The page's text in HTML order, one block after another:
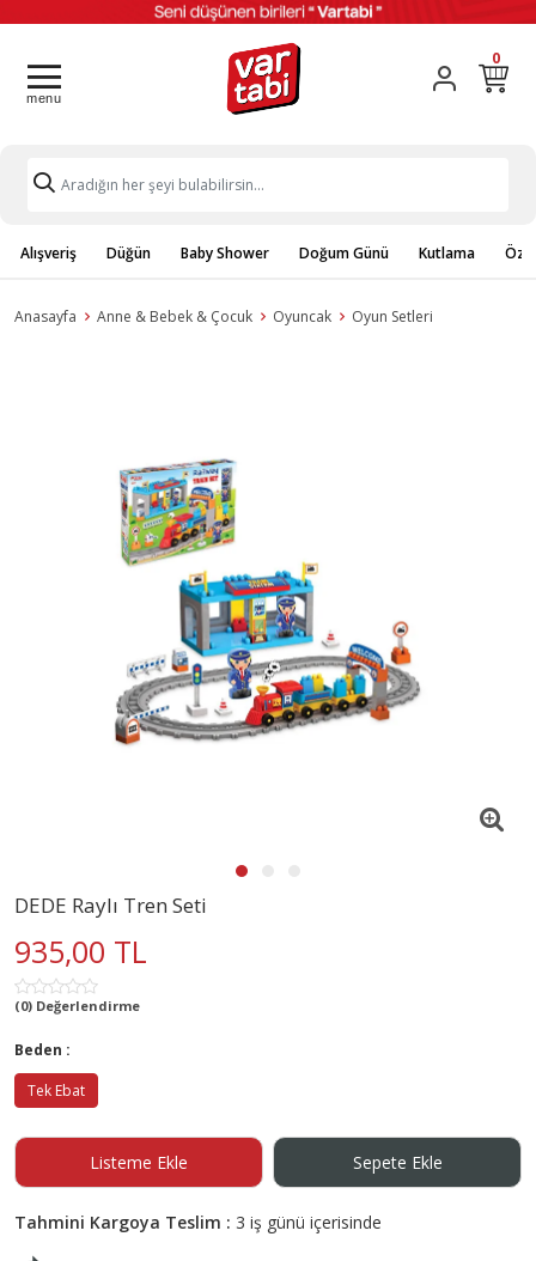
0
Alışveriş Düğün Baby Shower Doğum Günü Kutlama
Anasayfa Anne & Bebek & Çocuk Oyuncak Oyun Setleri
DEDE Raylı Tren Seti
935,00 TL
(0) Değerlendirme
Beden :
Tek Ebat
Listeme Ekle Sepete Ekle
Tahmini Kargoya Teslim : 3 iş günü içerisinde